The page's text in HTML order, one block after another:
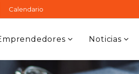
Calendario
Noticias